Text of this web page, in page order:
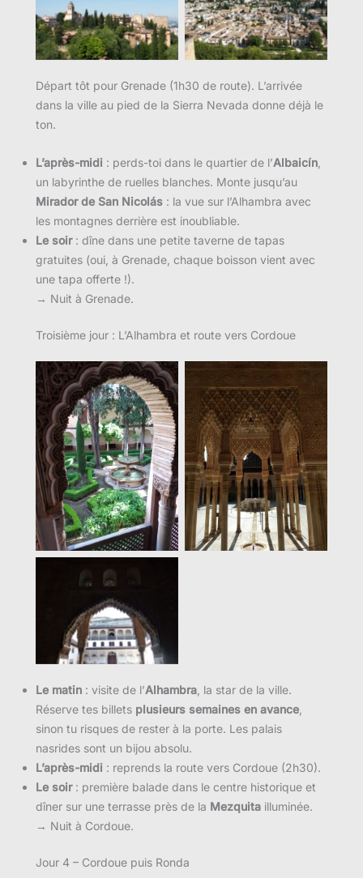
Départ tôt pour Grenade (1h30 de route). L’arrivée
dans la ville au pied de la Sierra Nevada donne déjà le
ton.
L’après-midi : perds-toi dans le quartier de l’Albaicín
un labyrinthe de ruelles blanches. Monte jusqu’au
Mirador de San Nicolás : la vue sur l’Alhambra avec
les montagnes derrière est inoubliable.
Le soir: dîne dans une petite taverne de tapas
gratuites (oui, à Grenade, chaque boisson vient avec
une tapa offerte !).
→ Nuit à Grenade.
Troisième jour : L’Alhambra et route vers Cordoue
Le matin : visite de l’Alhambra , la star de la ville.
Réserve tes billets plusieurs semaines en avance
sinon tu risques de rester à la porte. Les palais
nasrides sont un bijou absolu.
L’après-midi : reprends la route vers Cordoue (2h30).
Le soir: première balade dans le centre historique et
dîner sur une terrasse près de la Mezquita illuminée.
→ Nuit à Cordoue.
Jour 4 – Cordoue puis Ronda